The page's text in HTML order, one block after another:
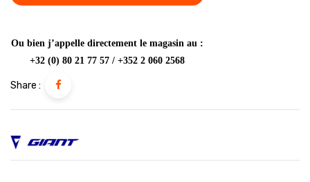
Ou bien j’appelle directement le magasin au :
+32 (0) 80 21 77 57 / +352 2 060 2568
Share :